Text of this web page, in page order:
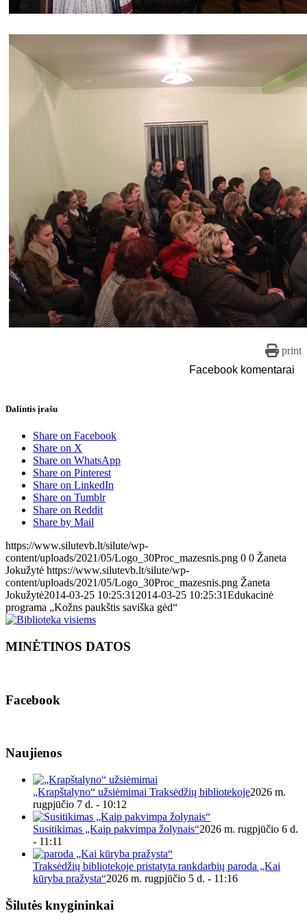
print
Facebook komentarai
Dalintis įrašu
Share on Facebook
Share on X
Share on WhatsApp
Share on Pinterest
Share on LinkedIn
Share on Tumblr
Share on Reddit
Share by Mail
https://www.silutevb.lt/silute/wp-
content/uploads/2021/05/Logo_30Proc_mazesnis.png 0 0 Žaneta
Jokužytė https://www.silutevb.lt/silute/wp-
content/uploads/2021/05/Logo_30Proc_mazesnis.png Žaneta
Jokužytė2014-03-25 10:25:312014-03-25 10:25:31Edukacinė
programa „Kožns paukštis saviška gėd“
MINĖTINOS DATOS
Facebook
Naujienos
„Krapštalyno“ užsiėmimai Traksėdžių bibliotekoje2026 m.
rugpjūčio 7 d. - 10:12
Susitikimas „Kaip pakvimpa žolynais“2026 m. rugpjūčio 6 d.
- 11:11
Traksėdžių bibliotekoje pristatyta rankdarbių paroda „Kai
kūryba pražysta“2026 m. rugpjūčio 5 d. - 11:16
Šilutės knygininkai